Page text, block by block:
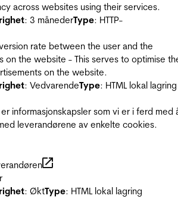
across websites using their services.
: 3 månederType: HTTP-
rate between the user and the
on the website - This serves to optimise
on the website.
: VedvarendeType: HTML lokal lagring
informasjonskapsler som vi er i ferd med
leverandørene av enkelte cookies.
: ØktType: HTML lokal lagring